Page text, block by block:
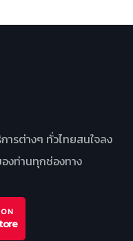
ารต่างๆ ทั่วไทยสนใจลง
งท่านทุกช่องทาง